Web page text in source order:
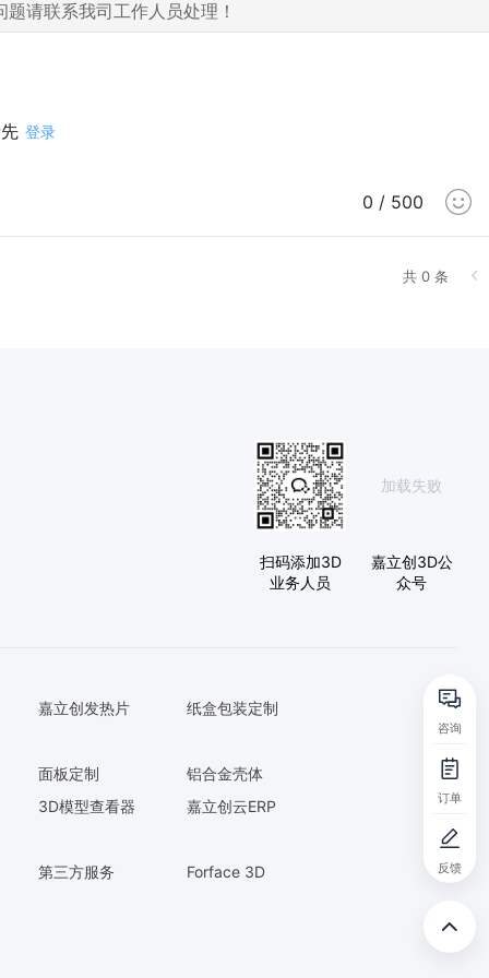
请联系我司工作人员处理！
0 / 500
登录
共 0 条
扫码添加3D
业务人员
加载失败
嘉立创3D公
众号
嘉立创发热片 纸盒包装定制
面板定制
铝合金壳体
3D模型查看器
嘉立创云ERP
第三方服务 Forface 3D
咨询
订单
反馈